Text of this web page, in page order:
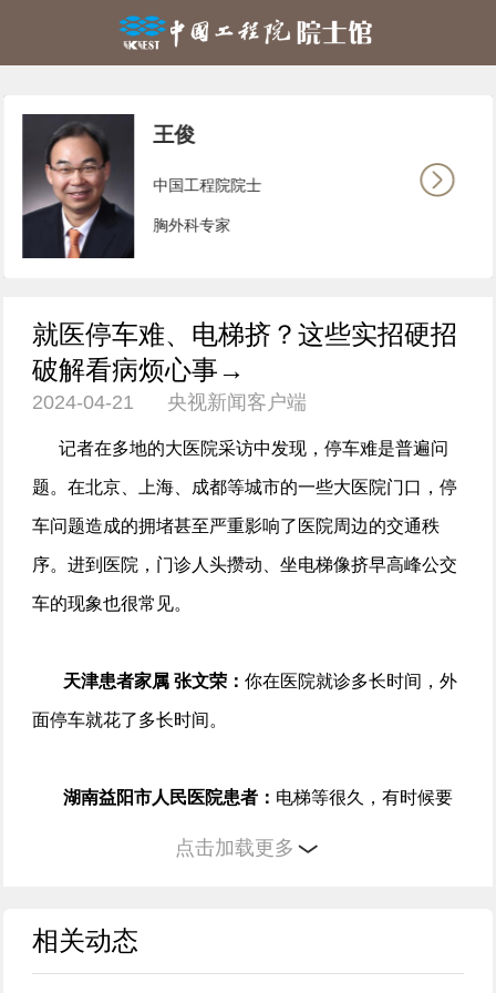
王俊
中国工程院院士
胸外科专家
就医停车难、电梯挤？这些实招硬招
破解看病烦心事→
2024-04-21 央视新闻客户端
记者在多地的大医院采访中发现，停车难是普遍问
题。在北京、上海、成都等城市的一些大医院门口，停
车问题造成的拥堵甚至严重影响了医院周边的交通秩
序。进到医院，门诊人头攒动、坐电梯像挤早高峰公交
车的现象也很常见。
天津患者家属 张文荣：你在医院就诊多长时间，外
面停车就花了多长时间。
湖南益阳市人民医院患者： 电梯等很久，有时候要
位于患者
点击加载更多
相关动态